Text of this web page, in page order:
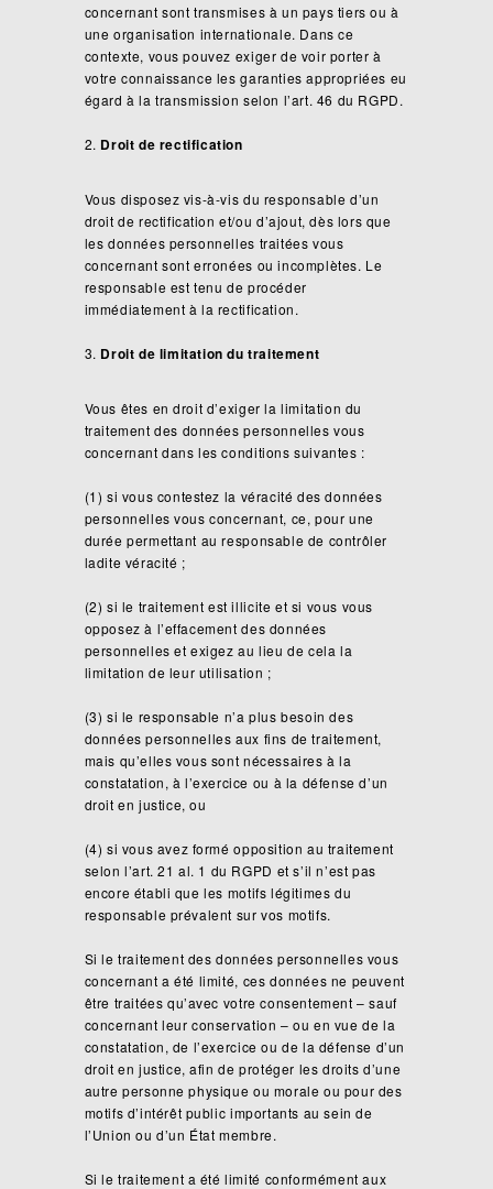
concernant sont transmises à un pays tiers ou à
une organisation internationale. Dans ce
contexte, vous pouvez exiger de voir porter à
votre connaissance les garanties appropriées eu
égard à la transmission selon l’art. 46 du RGPD.
Droit de rectification
Vous disposez vis-à-vis du responsable d’un
droit de rectification et/ou d’ajout, dès lors que
les données personnelles traitées vous
concernant sont erronées ou incomplètes. Le
responsable est tenu de procéder
immédiatement à la rectification.
Droit de limitation du traitement
Vous êtes en droit d’exiger la limitation du
traitement des données personnelles vous
concernant dans les conditions suivantes :
(1) si vous contestez la véracité des données
personnelles vous concernant, ce, pour une
durée permettant au responsable de contrôler
ladite véracité ;
(2) si le traitement est illicite et si vous vous
opposez à l’effacement des données
personnelles et exigez au lieu de cela la
limitation de leur utilisation ;
(3) si le responsable n’a plus besoin des
données personnelles aux fins de traitement,
mais qu’elles vous sont nécessaires à la
constatation, à l’exercice ou à la défense d’un
droit en justice, ou
(4) si vous avez formé opposition au traitement
selon l’art. 21 al. 1 du RGPD et s’il n’est pas
encore établi que les motifs légitimes du
responsable prévalent sur vos motifs.
Si le traitement des données personnelles vous
concernant a été limité, ces données ne peuvent
être traitées qu’avec votre consentement – sauf
concernant leur conservation – ou en vue de la
constatation, de l’exercice ou de la défense d’un
droit en justice, afin de protéger les droits d’une
autre personne physique ou morale ou pour des
motifs d’intérêt public importants au sein de
l’Union ou d’un État membre.
Si le traitement a été limité conformément aux